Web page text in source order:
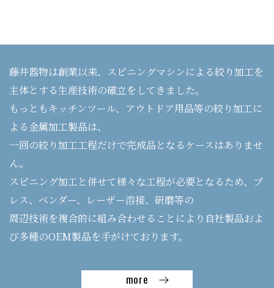
藤井器物は創業以来、スピニングマシンによる絞り加工を
主体とする生産技術の確立をしてきました。
もっともキッチンツール、アウトドア用品等の絞り加工に
よる金属加工製品は、
一回の絞り加工工程だけで完成品となるケースはありませ
ん。
スピニング加工と併せて様々な工程が必要となるため、プ
レス、ベンダー、レーザー溶接、研磨等の
周辺技術を複合的に組み合わせることにより自社製品およ
び多種のOEM製品を手がけております。
more